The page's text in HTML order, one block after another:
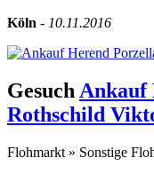
Köln - 10.11.2016
Gesuch Ankauf
Rothschild
Flohmarkt » Sonstige